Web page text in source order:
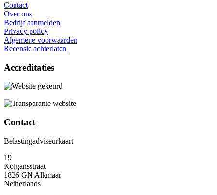
Contact
Over ons
Bedrijf aanmelden
Privacy policy
Algemene voorwaarden
Recensie achterlaten
Accreditaties
Contact
Belastingadviseurkaart
19
Kolgansstraat
1826 GN Alkmaar
Netherlands